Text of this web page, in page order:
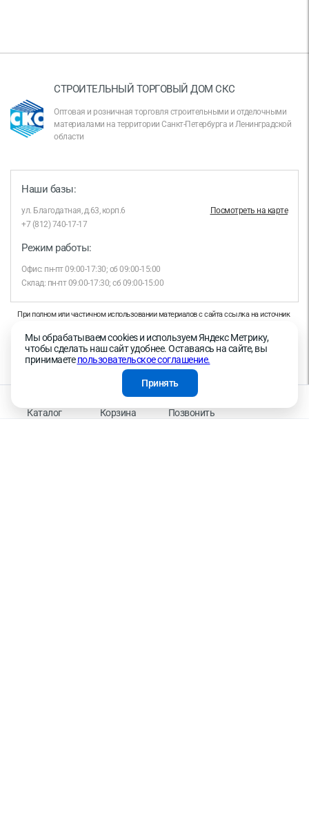
Каталог Корзина Позвонить
СТРОИТЕЛЬНЫЙ ТОРГОВЫЙ ДОМ СКС
Оптовая и розничная торговля строительными и отделочными
материалами на территории Санкт-Петербурга и Ленинградской
области
Наши базы:
ул. Благодатная, д.63, корп.6
Посмотреть на карте
+7 (812) 740-17-17
Режим работы:
Офис: пн-пт 09:00-17:30; сб 09:00-15:00
Склад: пн-пт 09:00-17:30; сб 09:00-15:00
При полном или частичном использовании материалов с сайта ссылка на источник
Продолжая работу с сайтом, вы даете согласие на использование сайтом cookies и
на обработку персональных данных в целях функционирования сайта, проведения
ретаргетинга, статистических исследований, улучшения сервиса и предоставления
релевантной рекламной информации на основе ваших предпочтений и интересов.
На информационном ресурсе применяются рекомендательные технологии —
Правила применения рекомендательных технологий
Мы обрабатываем cookies и используем Яндекс Метрику,
чтобы сделать наш сайт удобнее. Оставаясь на сайте, вы
принимаетепользовательское соглашение.
Принять